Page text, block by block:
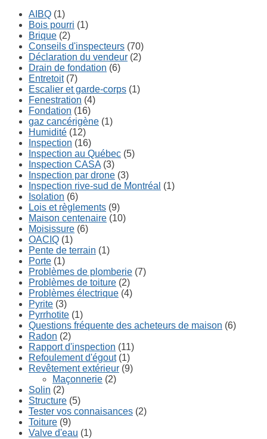
AIBQ (1)
Bois pourri (1)
Brique (2)
Conseils d'inspecteurs (70)
Déclaration du vendeur (2)
Drain de fondation (6)
Entretoit(7)
Escalier et garde-corps (1)
Fenestration (4)
Fondation (16)
gaz cancérigène (1)
Humidité (12)
Inspection (16)
Inspection au Québec (5)
Inspection CASA (3)
Inspection par drone (3)
Inspection rive-sud de Montréal (1)
Isolation (6)
Lois et règlements (9)
Maison centenaire (10)
Moisissure (6)
OACIQ (1)
Pente de terrain (1)
Porte (1)
Problèmes de plomberie (7)
Problèmes de toiture (2)
Problèmes électrique (4)
Pyrite (3)
Pyrrhotite (1)
Questions fréquente des acheteurs de maison (6)
Radon (2)
Rapport d'inspection (11)
Refoulement d'égout(1)
Revêtement extérieur (9)
Maçonnerie (2)
Solin (2)
Structure (5)
Tester vos connaisances (2)
Toiture (9)
Valve d'eau (1)